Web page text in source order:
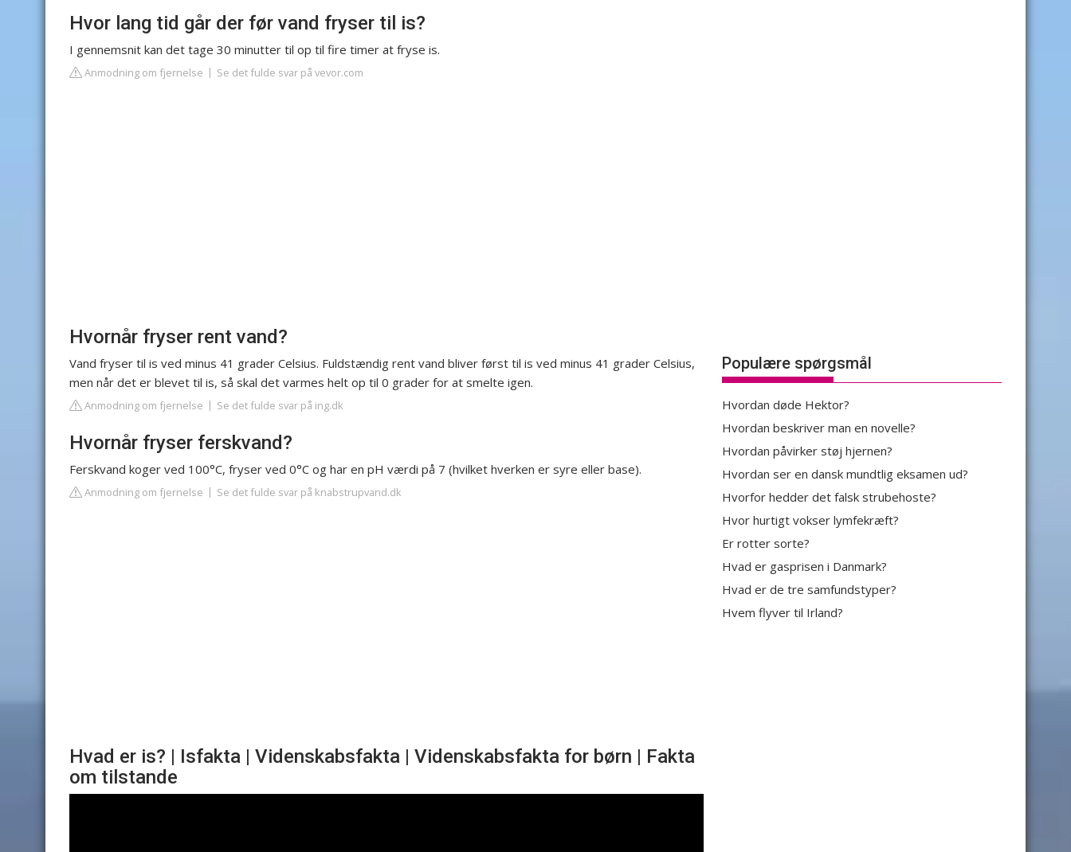
Hvor lang tid går der før vand fryser til is?
I gennemsnit kan det tage 30 minutter til op til fire timer at fryse is.
Anmodning om fjernelse Se det fulde svar på vevor.com
Hvornår fryser rent vand?
Vand fryser til is ved minus 41 grader Celsius. Fuldstændig rent vand bliver først til is ved minus 41 grader Celsius,
men når det er blevet til is, så skal det varmes helt op til 0 grader for at smelte igen.
Anmodning om fjernelse Se det fulde svar på ing.dk
Hvornår fryser ferskvand?
Ferskvand koger ved 100°C, fryser ved 0°C og har en pH værdi på 7 (hvilket hverken er syre eller base).
Anmodning om fjernelse Se det fulde svar på knabstrupvand.dk
Hvad er is? | Isfakta | Videnskabsfakta | Videnskabsfakta for børn | Fakta
om tilstande
Populære spørgsmål
Hvordan døde Hektor?
Hvordan beskriver man en novelle?
Hvordan påvirker støj hjernen?
Hvordan ser en dansk mundtlig eksamen ud?
Hvorfor hedder det falsk strubehoste?
Hvor hurtigt vokser lymfekræft?
Er rotter sorte?
Hvad er gasprisen i Danmark?
Hvad er de tre samfundstyper?
Hvem flyver til Irland?